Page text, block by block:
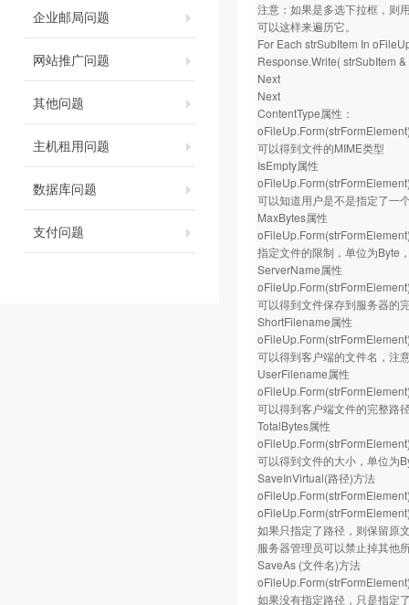
企业邮局问题
网站推广问题
其他问题
主机租用问题
数据库问题
支付问题
注意：如果是多选下拉框，则
可以这样来遍历它。
For Each strSubItem In
Response.Write( strSubItem
Next
Next
ContentType属性：
可以得到文件的MIME类型
IsEmpty属性
可以知道用户是不是指定了一
MaxBytes属性
指定文件的限制，单位为Byte
ServerName属性
可以得到文件保存到服务器的
ShortFilename属性
可以得到客户端的文件名，注
UserFilename属性
可以得到客户端文件的完整路
TotalBytes属性
可以得到文件的大小，单位为
SaveInVirtual(路径)方法
如果只指定了路径，则保留原
服务器管理员可以禁止掉其他
SaveAs (文件名)方法
如果没有指定路径，只是指定